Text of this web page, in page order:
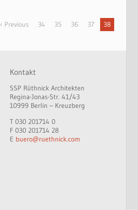
‹ Previous 34 35 36 37 38
Kontakt
SSP Rüthnick Architekten
Regina-Jonas-Str. 41/43
10999 Berlin – Kreuzberg
T 030 201714 0
F 030 201714 28
E buero@ruethnick.com